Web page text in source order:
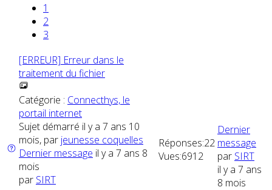
1
2
3
[ERREUR] Erreur dans le
traitement du fichier
Catégorie : Connecthys, le
portail internet
Sujet démarré il y a 7 ans 10
mois, par jeunesse coquelles
Dernier message il y a 7 ans 8
mois
par SIRT
Réponses:22
Vues:6912
Dernier
message
par SIRT
il y a 7 ans
8 mois